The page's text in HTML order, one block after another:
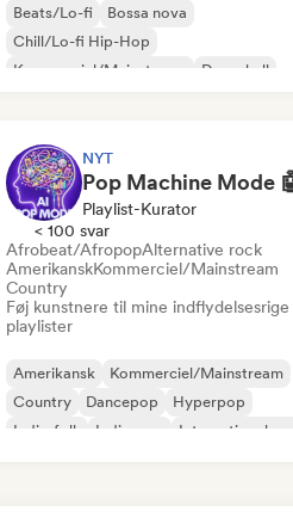
Beats/Lo-fi
Bossa nova
Chill/Lo-fi Hip-Hop
Kommerciel/Mainstream
Dancehall
NYT
Playlist-Kurator
< 100 svar
Afrobeat/AfropopAlternative rock
AmerikanskKommerciel/Mainstream
Country
Føj kunstnere til mine indflydelsesrige
playlister
Amerikansk
Kommerciel/Mainstream
Country
Dancepop
Hyperpop
Indie-folk
Indie-pop International pop